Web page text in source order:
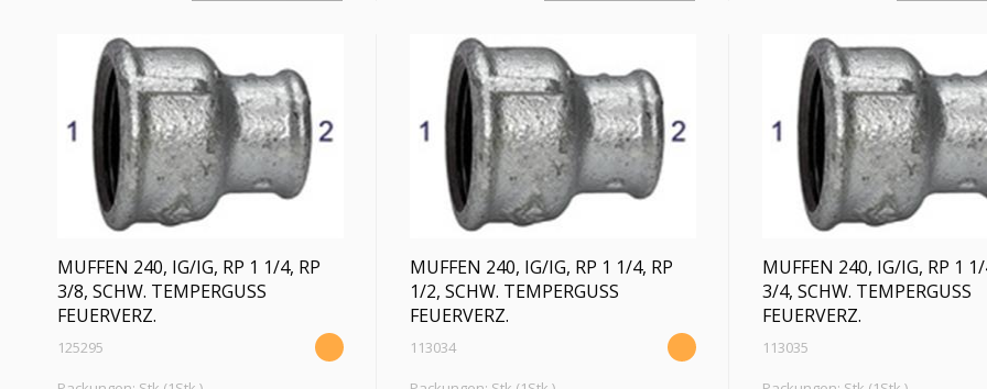
MUFFEN 240, IG/IG, RP 1 1/4, RP
3/8, SCHW. TEMPERGUSS
FEUERVERZ.
125295
MUFFEN 240, IG/IG, RP 1 1/4, RP
1/2, SCHW. TEMPERGUSS
FEUERVERZ.
113034
MUFFEN 240, IG/IG, RP 1 1/
3/4, SCHW. TEMPERGUSS
FEUERVERZ.
113035